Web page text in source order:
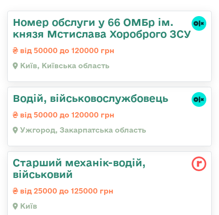
Номер обслуги у 66 ОМБр ім.
князя Мстислава Хороброго ЗСУ
від 50000 до 120000 грн
Київ, Київська область
Водій, військовослужбовець
від 50000 до 120000 грн
Ужгород, Закарпатська область
Стаpший механік-водій,
військовий
від 25000 до 125000 грн
Київ